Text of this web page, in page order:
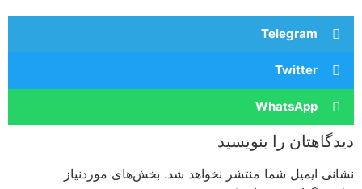
Telegram
Twitter
WhatsApp
دیدگاهتان را بنویسید
نشانی ایمیل شما منتشر نخواهد شد. بخش‌های موردنیاز